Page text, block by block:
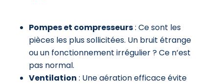
Pompes et compresseurs: Ce sont les
pièces les plus sollicitées. Un bruit étrange
ou un fonctionnement irrégulier ? Ce n’est
pas normal.
Ventilation : Une aération efficace évite